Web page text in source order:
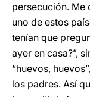
persecución. Me
uno de estos
tenían que
ayer en casa?”,
“huevos,
los padres. Así